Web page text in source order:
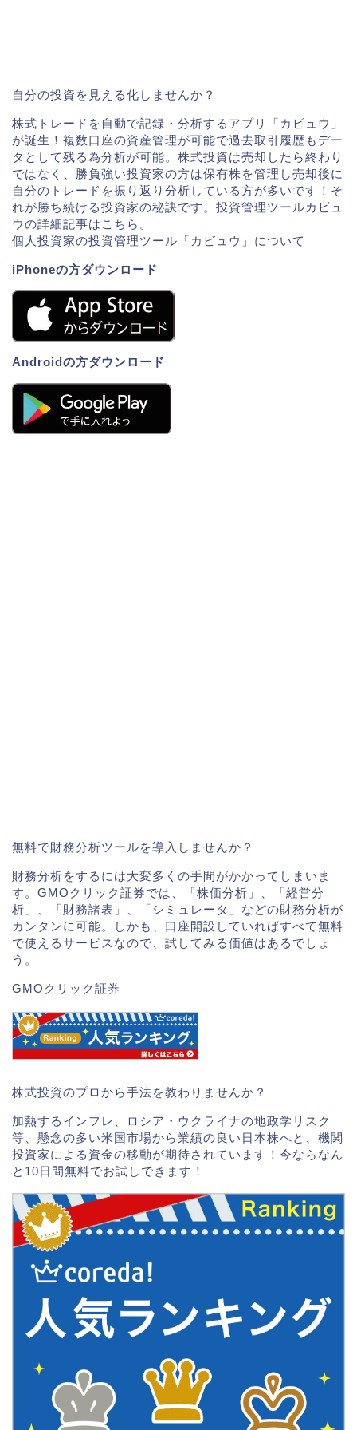
自分の投資を見える化しませんか？
株式トレードを自動で記録・分析するアプリ「カビュウ」
が誕生！複数口座の資産管理が可能で過去取引履歴もデー
タとして残る為分析が可能。株式投資は売却したら終わり
ではなく、勝負強い投資家の方は保有株を管理し売却後に
自分のトレードを振り返り分析している方が多いです！そ
れが勝ち続ける投資家の秘訣です。投資管理ツールカビュ
ウの詳細記事はこちら。
個人投資家の投資管理ツール「カビュウ」について
iPhoneの方ダウンロード
Androidの方ダウンロード
無料で財務分析ツールを導入しませんか？
財務分析をするには大変多くの手間がかかってしまいま
す。GMOクリック証券では、「株価分析」、「経営分
析」、「財務諸表」、「シミュレータ」などの財務分析が
カンタンに可能。しかも、口座開設していればすべて無料
で使えるサービスなので、試してみる価値はあるでしょ
う。
GMOクリック証券
株式投資のプロから手法を教わりませんか？
加熱するインフレ、ロシア・ウクライナの地政学リスク
等、懸念の多い米国市場から業績の良い日本株へと、機関
投資家による資金の移動が期待されています！今ならなん
と10日間無料でお試しできます！